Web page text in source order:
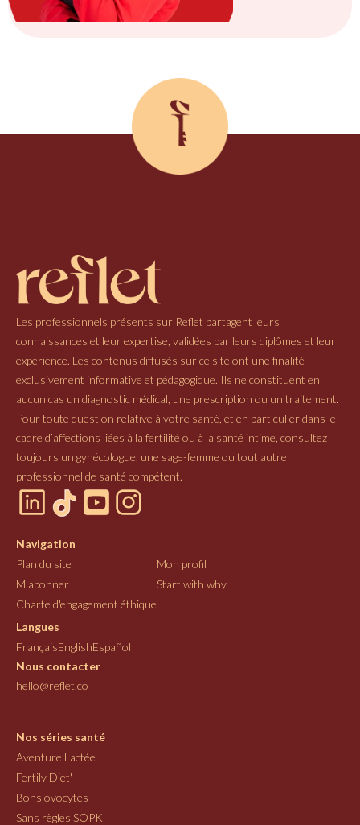
Les professionnels présents sur Reflet partagent leurs
connaissances et leur expertise, validées par leurs diplômes et leur
expérience. Les contenus diffusés sur ce site ont une finalité
exclusivement informative et pédagogique. Ils ne constituent en
aucun cas un diagnostic médical, une prescription ou un traitement.
Pour toute question relative à votre santé, et en particulier dans le
cadre d’affections liées à la fertilité ou à la santé intime, consultez
toujours un gynécologue, une sage-femme ou tout autre
professionnel de santé compétent.
Navigation
Plan du site
Mon profil
M'abonner
Start with why
Charte d'engagement éthique
Langues
FrançaisEnglishEspañol
Nous contacter
hello@reflet.co
Nos séries santé
Aventure Lactée
Fertily Diet'
Bons ovocytes
Sans règles SOPK